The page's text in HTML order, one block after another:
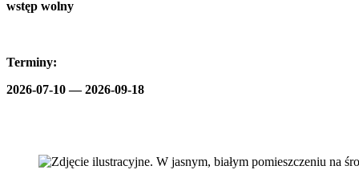
wstęp wolny
Terminy:
2026-07-10 —2026-09-18